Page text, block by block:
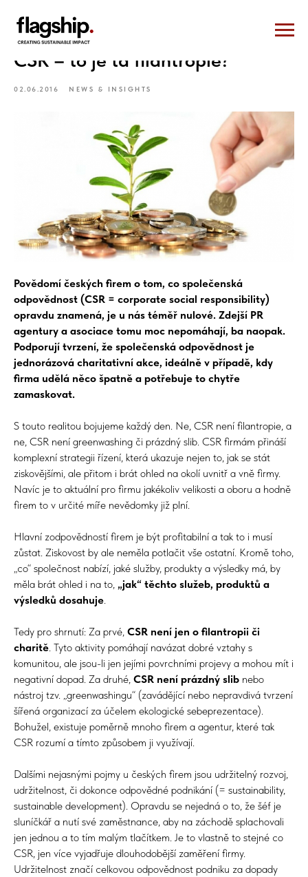
CSR – to je ta filantropie?
02.06.2016 NEWS & INSIGHTS
Povědomí českých firem o tom, co společenská
odpovědnost (CSR = corporate social responsibility)
opravdu znamená, je u nás téměř nulové. Zdejší PR
agentury a asociace tomu moc nepomáhají, ba naopak.
Podporují tvrzení, že společenská odpovědnost je
jednorázová charitativní akce, ideálně v případě, kdy
firma udělá něco špatně a potřebuje to chytře
zamaskovat.
S touto realitou bojujeme každý den. Ne, CSR není filantropie, a
ne, CSR není greenwashing či prázdný slib. CSR firmám přináší
komplexní strategii řízení, která ukazuje nejen to, jak se stát
ziskovějšími, ale přitom i brát ohled na okolí uvnitř a vně firmy.
Navíc je to aktuální pro firmu jakékoliv velikosti a oboru a hodně
firem to v určité míře nevědomky již plní.
Hlavní zodpovědností firem je být profitabilní a tak to i musí
zůstat. Ziskovost by ale neměla potlačit vše ostatní. Kromě toho,
„co“ společnost nabízí, jaké služby, produkty a výsledky má, by
měla brát ohled i na to, „jak“ těchto služeb, produktů a
výsledků dosahuje
Tedy pro shrnutí: Za prvé, CSR není jen o filantropii či
charitě . Tyto aktivity pomáhají navázat dobré vztahy s
komunitou, ale jsou-li jen jejími povrchními projevy a mohou mít i
negativní dopad. Za druhé, CSR není prázdný slib nebo
nástroj tzv. „greenwashingu“ (zavádějící nebo nepravdivá tvrzení
šířená organizací za účelem ekologické sebeprezentace).
Bohužel, existuje poměrně mnoho firem a agentur, které tak
CSR rozumí a tímto způsobem ji využívají.
Dalšími nejasnými pojmy u českých firem jsou udržitelný rozvoj,
udržitelnost, či dokonce odpovědné podnikání (= sustainability,
sustainable development). Opravdu se nejedná o to, že šéf je
sluníčkář a nutí své zaměstnance, aby na záchodě splachovali
jen jednou a to tím malým tlačítkem. Je to vlastně to stejné co
CSR, jen více vyjadřuje dlouhodobější zaměření firmy.
Udržitelnost značí celkovou odpovědnost podniku za dopady